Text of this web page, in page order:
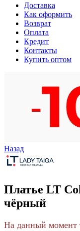
Доставка
Как оформить
Возврат
Оплата
Кредит
Контакты
Купить оптом
Назад
Платье LT
чёрный
На данный момент